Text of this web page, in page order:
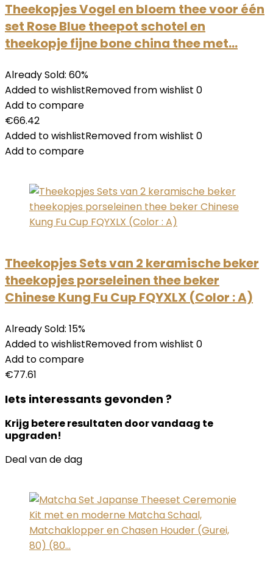
Theekopjes Vogel en bloem thee voor één
set Rose Blue theepot schotel en
theekopje fijne bone china thee met…
Already Sold: 60%
Added to wishlistRemoved from wishlist 0
Add to compare
€66.42
Added to wishlistRemoved from wishlist 0
Add to compare
Theekopjes Sets van 2 keramische beker
theekopjes porseleinen thee beker
Chinese Kung Fu Cup FQYXLX (Color : A)
Already Sold: 15%
Added to wishlistRemoved from wishlist 0
Add to compare
€77.61
Iets interessants gevonden ?
Krijg betere resultaten door vandaag te
upgraden!
Deal van de dag